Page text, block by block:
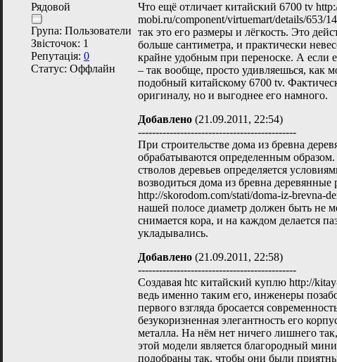
Рядовой
Група: Пользователи
Звісточок: 1
Репутація: 0
Статус: Оффлайн
Что ещё отличает китайский 6700 tv
mobi.ru/component/virtuemart/details/653/
так это его размеры и лёгкость. Это
больше сантиметра, и практически
крайне удобным при переноске. А если
– так вообще, просто удивляешься, как
подобный китайскому 6700 tv.
оригиналу, но и выгоднее его намного.
Добавлено (21.09.2011, 22:54)
---------------------------------------------
При строительстве дома из бревна
обрабатываются определенным
стволов деревьев определяется
возводиться дома из бревна деревянные
http://skorodom.com/stati/doma-iz-brevna-
нашей полосе диаметр должен быть не
снимается кора, и на каждом делается
укладывались.
Добавлено (21.09.2011, 22:58)
---------------------------------------------
Создавая htc китайский куплю http://
ведь именно таким его, инженеры
первого взгляда бросается
безукоризненная элегантность его
металла. На нём нет ничего лишнего
этой модели является благородный
подобраны так, чтобы они были